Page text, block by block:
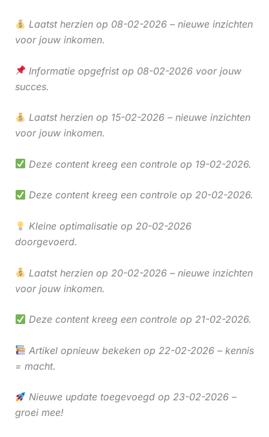
Laatst herzien op 08-02-2026 – nieuwe inzichten
voor jouw inkomen.
Informatie opgefrist op 08-02-2026 voor jouw
succes.
Laatst herzien op 15-02-2026 – nieuwe inzichten
voor jouw inkomen.
Deze content kreeg een controle op 19-02-2026.
Deze content kreeg een controle op 20-02-2026.
Kleine optimalisatie op 20-02-2026
doorgevoerd.
Laatst herzien op 20-02-2026 – nieuwe inzichten
voor jouw inkomen.
Deze content kreeg een controle op 21-02-2026.
Artikel opnieuw bekeken op 22-02-2026 – kennis
= macht.
Nieuwe update toegevoegd op 23-02-2026 –
groei mee!